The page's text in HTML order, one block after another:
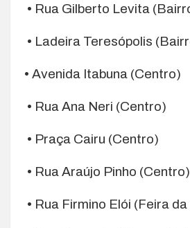
• Rua Gilberto Levita
• Ladeira Teresópolis
• Avenida Itabuna (Centro)
• Rua Ana Neri (Centro)
• Praça Cairu (Centro)
• Rua Araújo Pinho (Centro)
• Rua Firmino Elói (Feira